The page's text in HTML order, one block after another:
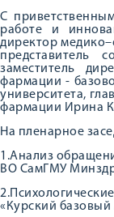
С
работе и
директор
представитель
заместитель
фармации -
университета,
фармации Ирина
На пленарное
1.Анализ
ВО СамГМУ
«Курский